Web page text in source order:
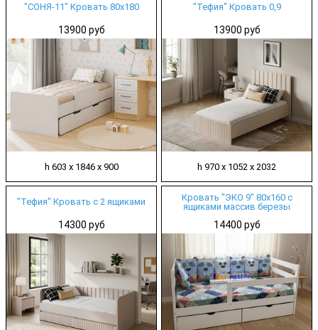
"СОНЯ-11" Кровать 80х180
13900 руб
h 603 х 1846 х 900
"Тефия" Кровать 0,9
13900 руб
h 970 х 1052 х 2032
"Тефия" Кровать с 2 ящиками
14300 руб
Кровать "ЭКО 9" 80х160 с
ящиками массив березы
14400 руб